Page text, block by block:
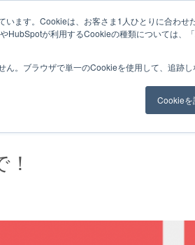
ます。Cookieは、お客さま1人ひとりに合わせ
HubSpotが利用するCookieの種類については、「
。ブラウザで単一のCookieを使用して、追跡し
Cookieを
料金 Web制作 ナレッジ